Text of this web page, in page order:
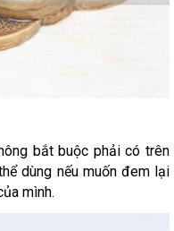
bắt buộc phải có trên
dùng nếu muốn đem lại
mình.